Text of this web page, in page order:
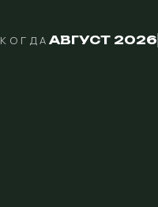
КОГДААВГУСТ 2026